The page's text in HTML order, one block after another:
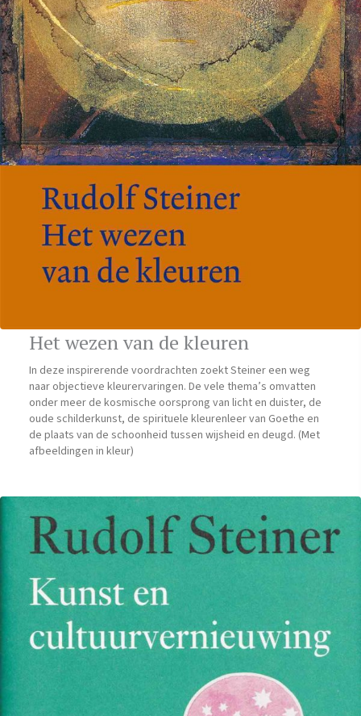
Het wezen van de kleuren
In deze inspirerende voordrachten zoekt Steiner een weg
naar objectieve kleurervaringen. De vele thema’s omvatten
onder meer de kosmische oorsprong van licht en duister, de
oude schilderkunst, de spirituele kleurenleer van Goethe en
de plaats van de schoonheid tussen wijsheid en deugd. (Met
afbeeldingen in kleur)